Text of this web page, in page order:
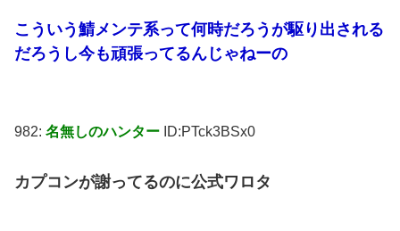
こういう鯖メンテ系って何時だろうが駆り出される
だろうし今も頑張ってるんじゃねーの
982: 名無しのハンター ID:PTck3BSx0
カプコンが謝ってるのに公式ワロタ